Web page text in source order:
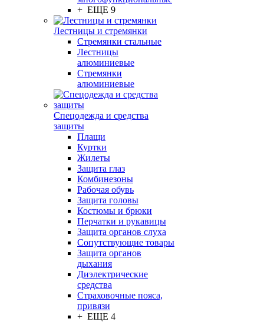
+ ЕЩЕ 9
Лестницы и стремянки
Стремянки стальные
Лестницы
алюминиевые
Стремянки
алюминиевые
Спецодежда и средства
защиты
Плащи
Куртки
Жилеты
Защита глаз
Комбинезоны
Рабочая обувь
Защита головы
Костюмы и брюки
Перчатки и рукавицы
Защита органов слуха
Сопутствующие товары
Защита органов
дыхания
Диэлектрические
средства
Страховочные пояса,
привязи
+ ЕЩЕ 4